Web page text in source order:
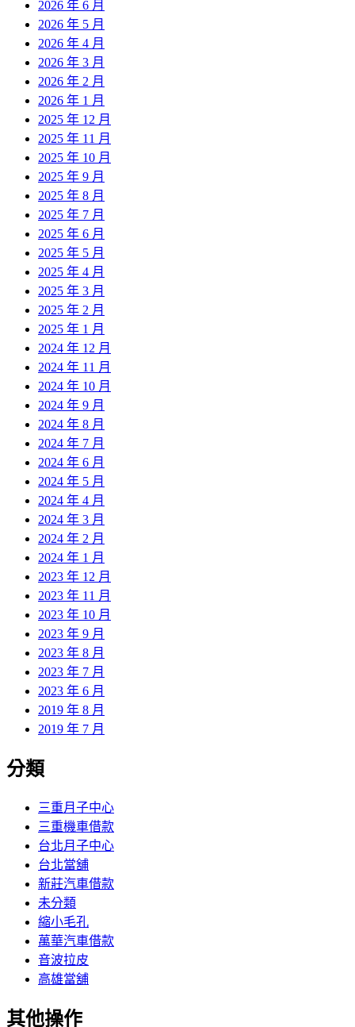
2026 年 6 月
2026 年 5 月
2026 年 4 月
2026 年 3 月
2026 年 2 月
2026 年 1 月
2025 年 12 月
2025 年 11 月
2025 年 10 月
2025 年 9 月
2025 年 8 月
2025 年 7 月
2025 年 6 月
2025 年 5 月
2025 年 4 月
2025 年 3 月
2025 年 2 月
2025 年 1 月
2024 年 12 月
2024 年 11 月
2024 年 10 月
2024 年 9 月
2024 年 8 月
2024 年 7 月
2024 年 6 月
2024 年 5 月
2024 年 4 月
2024 年 3 月
2024 年 2 月
2024 年 1 月
2023 年 12 月
2023 年 11 月
2023 年 10 月
2023 年 9 月
2023 年 8 月
2023 年 7 月
2023 年 6 月
2019 年 8 月
2019 年 7 月
分類
三重月子中心
三重機車借款
台北月子中心
台北當舖
新莊汽車借款
未分類
縮小毛孔
萬華汽車借款
音波拉皮
高雄當舖
其他操作